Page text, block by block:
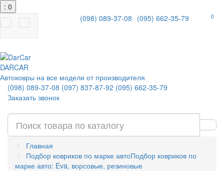
: 0
(098) 089-37-08 (095) 662-35-79 0
DARCAR
Автоковры на все модели от производителя
(098) 089-37-08 (097) 837-87-92 (095) 662-35-79
Заказать звонок
Главная
Подбор ковриков по марке автоПодбор ковриков по
марке авто: Eva, ворсовые, резиновые